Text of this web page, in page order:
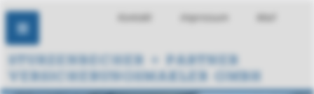
Kontakt Impressum Mail